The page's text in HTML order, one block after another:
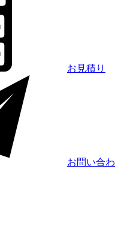
お見積り
お問い合わ